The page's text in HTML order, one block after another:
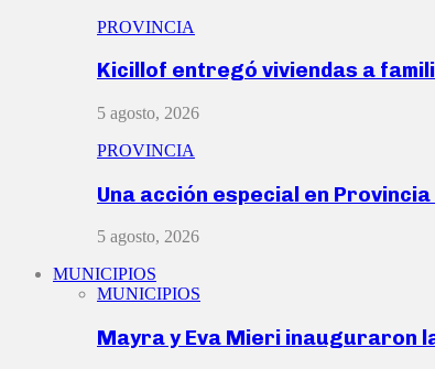
PROVINCIA
Kicillof entregó viviendas a
5 agosto, 2026
PROVINCIA
Una acción especial en
5 agosto, 2026
MUNICIPIOS
MUNICIPIOS
Mayra y Eva Mieri inauguraron